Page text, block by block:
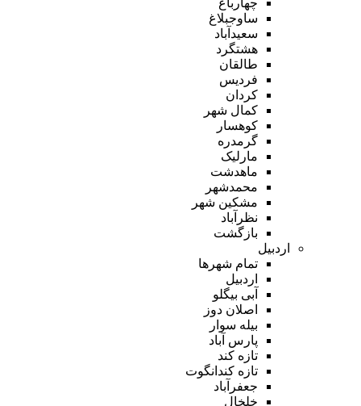
ساوجبلاغ
سعیدآباد
هشتگرد
طالقان
فردیس
کردان
کمال شهر
کوهسار
گرمدره
مارلیک
ماهدشت
محمدشهر
مشکین شهر
نظرآباد
بازگشت
اردبیل
تمام شهر‌ها
اردبیل
آبی بیگلو
اصلان دوز
بیله سوار
پارس آباد
تازه کند
تازه کندانگوت
جعفرآباد
خلخال